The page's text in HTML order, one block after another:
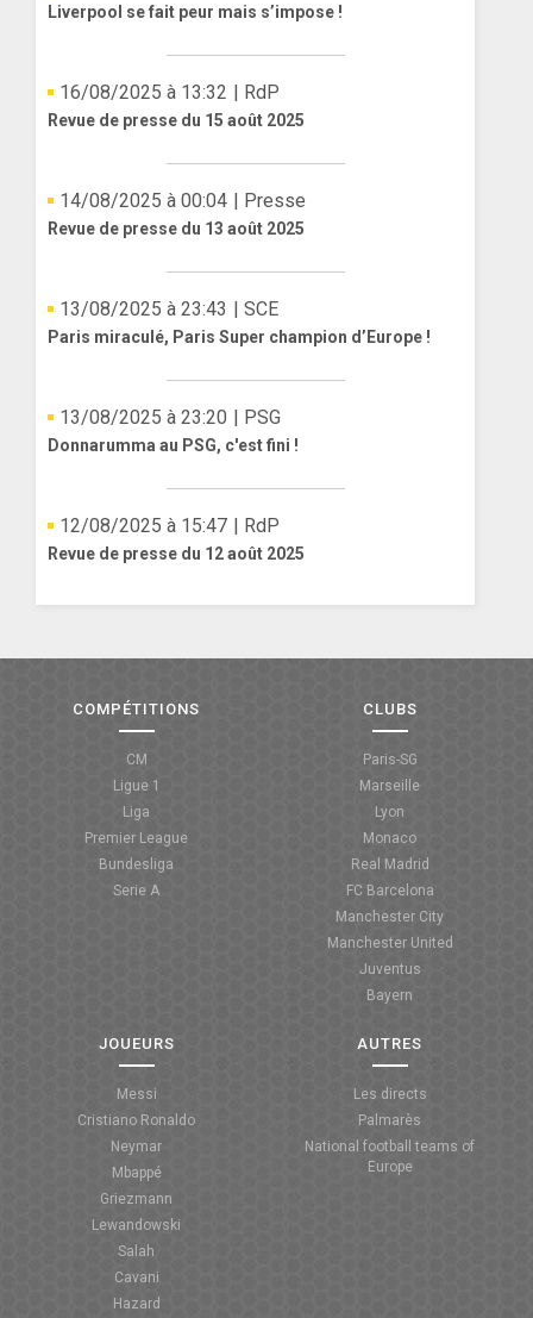
Liverpool se fait peur mais s’impose !
16/08/2025 à 13:32 | RdP
Revue de presse du 15 août 2025
14/08/2025 à 00:04 | Presse
Revue de presse du 13 août 2025
13/08/2025 à 23:43 | SCE
Paris miraculé, Paris Super champion d’Europe !
13/08/2025 à 23:20 | PSG
Donnarumma au PSG, c'est fini !
12/08/2025 à 15:47 | RdP
Revue de presse du 12 août 2025
COMPÉTITIONS
CM
Ligue 1
Liga
Premier League
Bundesliga
Serie A
CLUBS
Paris-SG
Marseille
Lyon
Monaco
Real Madrid
FC Barcelona
Manchester City
Manchester United
Juventus
Bayern
JOUEURS
Messi
Cristiano Ronaldo
Neymar
Mbappé
Griezmann
Lewandowski
Salah
Cavani
Hazard
AUTRES
Les directs
Palmarès
National football teams of
Europe